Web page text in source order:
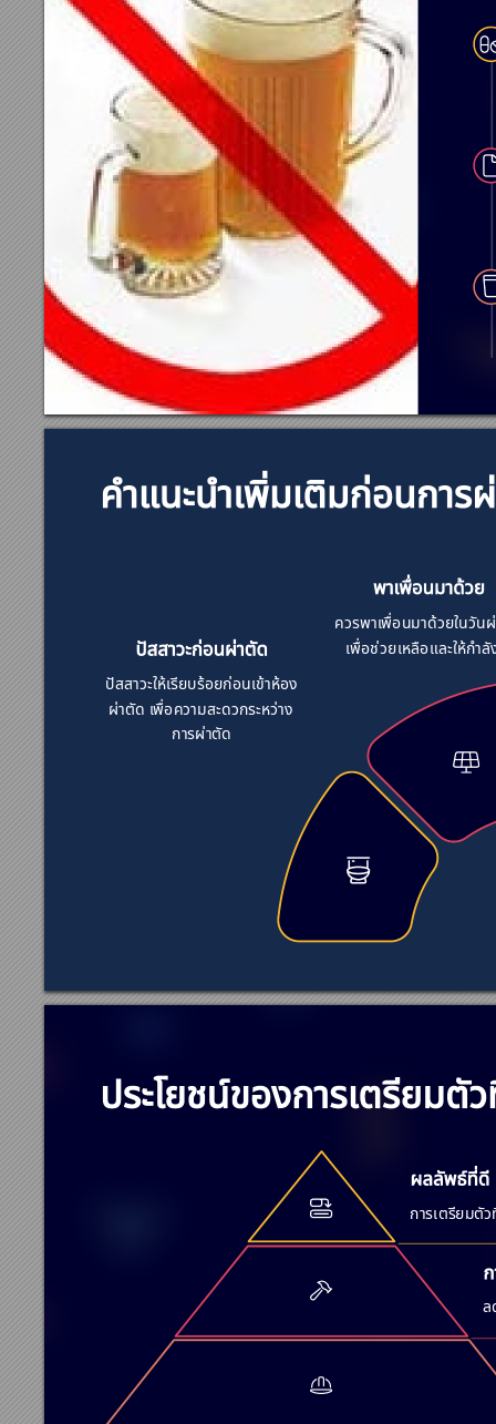



 






